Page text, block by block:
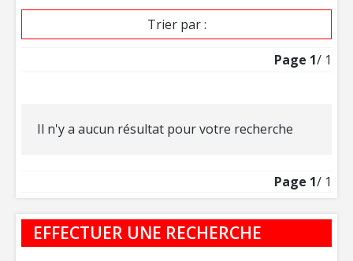
Trier par :
Page 1/ 1
Il n'y a aucun résultat pour votre recherche
Page 1/ 1
EFFECTUER UNE RECHERCHE